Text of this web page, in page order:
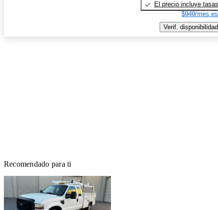
El precio incluye tasas
$940/mes
Verif. disponibilidad
Recomendado para ti